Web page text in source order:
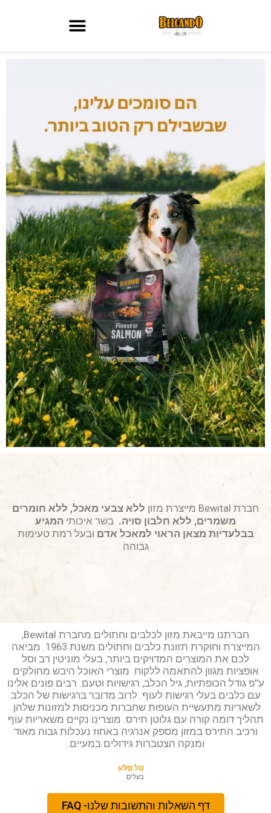
חברת Bewital מייצרת מזון ללא צבעי מאכל, ללא חומרים
משמרים, ללא חלבון סויה. בשר איכותי המגיע
בבלעדיות מצאן הראוי למאכל אדם ובעל רמת טעימות
גבוהה
חברתנו מייבאת מזון לכלבים וחתולים מחברת Bewital,
המייצרת וחוקרת תזונת כלבים וחתולים משנת 1963. מביאה
לכם את המוצרים המדויקים ביותר, בעלי מוניטין רב וסל
אופציות מגוון להתאמה ללקוח. מוצרי האוכל היבש מחולקים
ע''פ גודל הכופתיות, גיל הכלב, רגישויות וטעם. רבים פונים אלינו
עם כלבים בעלי רגישות לעוף. לרוב מדובר ברגישות של הכלב
לשאריות מתעשיית העופות שחברות מכניסות למזונות שלהן.
תהליך דומה קורה עם גלוטן תירס. מוצרינו נקיים משאריות עוף
ורכיב התירס במזון מספק אנרגיה באחוז נעכלות גבוה מאוד
ומנקה הצטברות גידולים במעיים.
טל סלע
בעלים
דף השאלות והתשובות שלנו- FAQ